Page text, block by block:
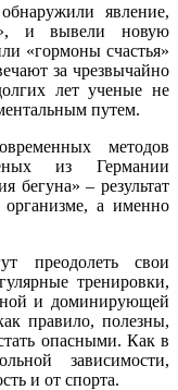
явление,
и вывели новую
«гормоны счастья»
за чрезвычайно
лет ученые не
путем.
методов
из Германии
бегуна» – результат
а именно
преодолеть свои
тренировки,
и доминирующей
правило, полезны,
опасными. Как в
зависимости,
и от спорта.